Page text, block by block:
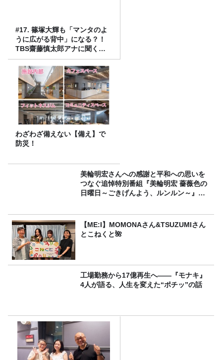
#17. 篠塚大輝も「マンタのよ
うに広がる背中」になる？！
TBS齋藤慎太郎アナに聞くメ
ンズフィジークの魅力！！
わざわざ備えない【備え】で
防災！
美輪明宏さんへの感謝と平和への思いを
つなぐ追悼特別番組『美輪明宏 薔薇色の
日曜日～ごきげんよう、ルンルン～』
【ME:I】MOMONAさん&TSUZUMIさん
とこねくと🌺
工場勤務から17億再生へ——『モナキ』
4人が語る、人生を変えた“ポチッ”の話